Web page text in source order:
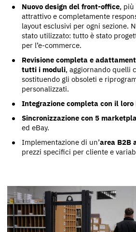
Nuovo design del front-office,
attrattivo e completamente
layout esclusivi per ogni sezione.
stato utilizzato: tutto è stato
per l’e-commerce.
Revisione completa e
tutti i moduli, aggiornando quelli
sostituendo gli obsoleti e
personalizzati.
Integrazione completa con il loro
Sincronizzazione con 5
ed eBay.
Implementazione di un’area B2B
prezzi specifici per cliente e